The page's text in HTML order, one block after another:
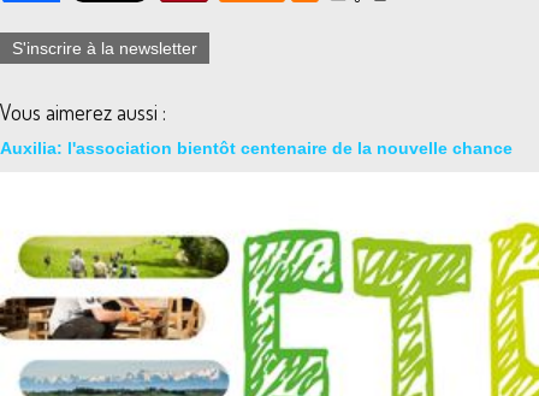
S'inscrire à la newsletter
Vous aimerez aussi :
Auxilia: l'association bientôt centenaire de la nouvelle chance